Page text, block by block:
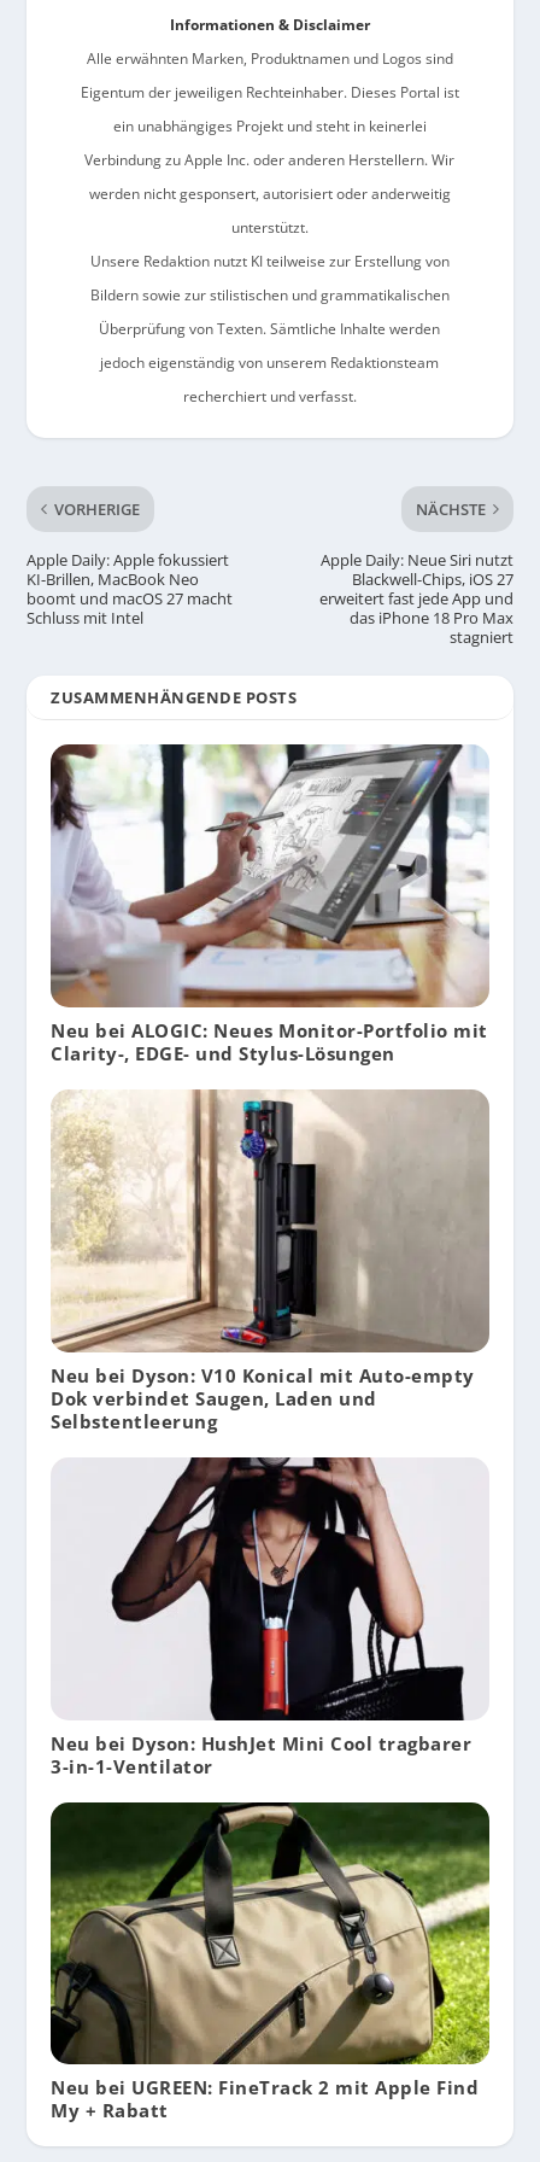
Informationen & Disclaimer
Alle erwähnten Marken, Produktnamen und Logos sind
Eigentum der jeweiligen Rechteinhaber. Dieses Portal ist
ein unabhängiges Projekt und steht in keinerlei
Verbindung zu Apple Inc. oder anderen Herstellern. Wir
werden nicht gesponsert, autorisiert oder anderweitig
unterstützt.
Unsere Redaktion nutzt KI teilweise zur Erstellung von
Bildern sowie zur stilistischen und grammatikalischen
Überprüfung von Texten. Sämtliche Inhalte werden
jedoch eigenständig von unserem Redaktionsteam
recherchiert und verfasst.
VORHERIGE
Apple Daily: Apple fokussiert
KI-Brillen, MacBook Neo
boomt und macOS 27 macht
Schluss mit Intel
NÄCHSTE
Apple Daily: Neue Siri nutzt
Blackwell-Chips, iOS 27
erweitert fast jede App und
das iPhone 18 Pro Max
stagniert
ZUSAMMENHÄNGENDE POSTS
Neu bei ALOGIC: Neues Monitor-Portfolio mit
Clarity-, EDGE- und Stylus-Lösungen
Neu bei Dyson: V10 Konical mit Auto-empty
Dok verbindet Saugen, Laden und
Selbstentleerung
Neu bei Dyson: HushJet Mini Cool tragbarer
3-in-1-Ventilator
Neu bei UGREEN: FineTrack 2 mit Apple Find
My + Rabatt